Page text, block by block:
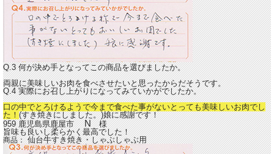
Q.3 何が決め手となってこの商品を選びましたか。
両親に美味しいお肉を食べさせたいと思ったからだそうです。
Q.4 実際にお召し上がりになってみていかがでしたか。
口の中でとろけるようで今まで食べた事がないとっても美味しいお肉でし
た！ (すき焼きにしました。)娘に感謝です！
959 鹿児島県鹿屋市N様
旨味も良いし柔らかく最高でした！
商品：仙台牛すき焼き・しゃぶしゃぶ用